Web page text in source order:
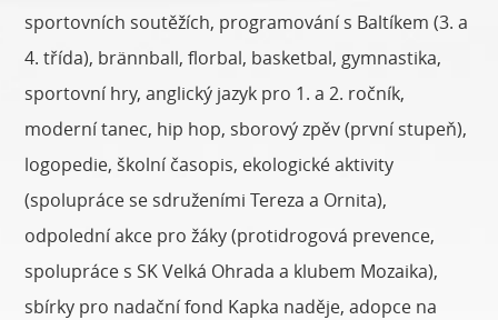
sportovních soutěžích, programování s Baltíkem (3. a
4. třída), brännball, florbal, basketbal, gymnastika,
sportovní hry, anglický jazyk pro 1. a 2. ročník,
moderní tanec, hip hop, sborový zpěv (první stupeň),
logopedie, školní časopis, ekologické aktivity
(spolupráce se sdruženími Tereza a Ornita),
odpolední akce pro žáky (protidrogová prevence,
spolupráce s SK Velká Ohrada a klubem Mozaika),
sbírky pro nadační fond Kapka naděje, adopce na